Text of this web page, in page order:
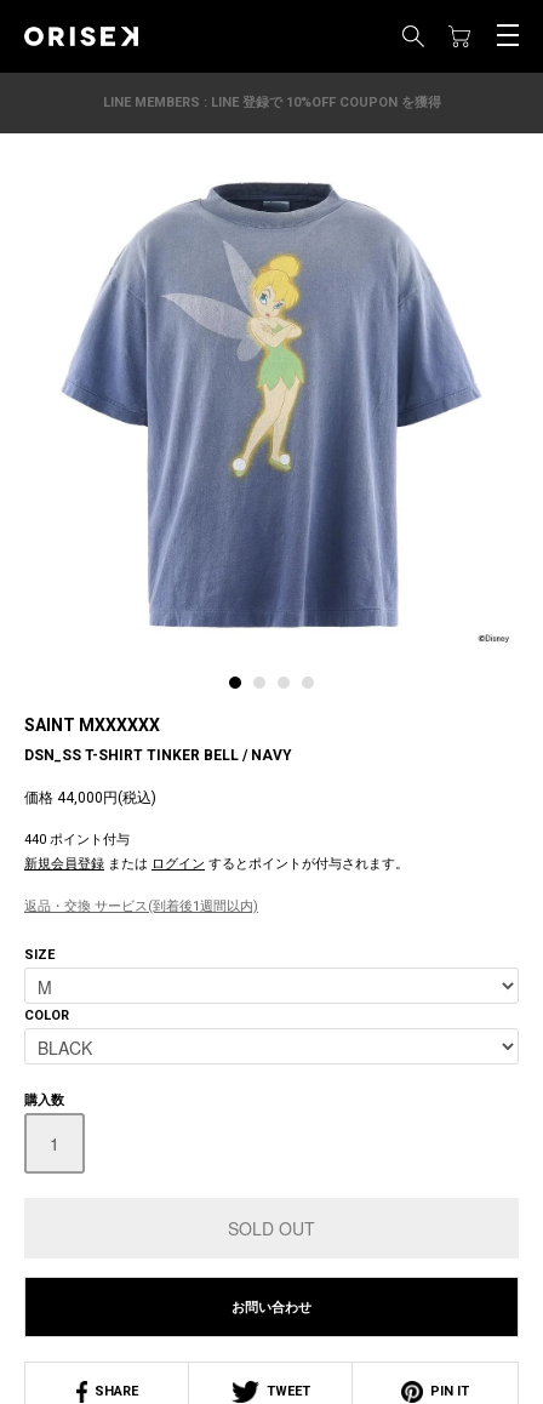
LINE MEMBERS : LINE 登録で 10%OFF COUPON を獲得
SAINT MXXXXXX
DSN_SS T-SHIRT TINKER BELL / NAVY
価格 44,000円(税込)
440 ポイント付与
新規会員登録 または ログイン するとポイントが付与されます。
返品・交換 サービス(到着後1週間以内)
SIZE
COLOR
購入数
お問い合わせ
SHARE TWEET PIN IT